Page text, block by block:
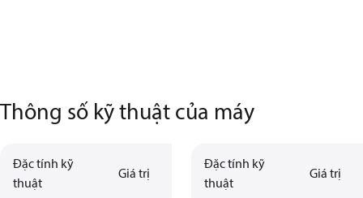
Thông số kỹ thuật của máy
Đặc tính kỹ
thuật
Giá trị
Đặc tính kỹ
thuật
Giá trị